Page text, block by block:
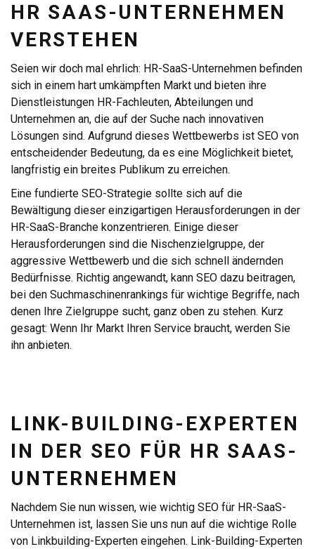
HR SAAS-UNTERNEHMEN
VERSTEHEN
Seien wir doch mal ehrlich: HR-SaaS-Unternehmen befinden
sich in einem hart umkämpften Markt und bieten ihre
Dienstleistungen HR-Fachleuten, Abteilungen und
Unternehmen an, die auf der Suche nach innovativen
Lösungen sind. Aufgrund dieses Wettbewerbs ist SEO von
entscheidender Bedeutung, da es eine Möglichkeit bietet,
langfristig ein breites Publikum zu erreichen.
Eine fundierte SEO-Strategie sollte sich auf die
Bewältigung dieser einzigartigen Herausforderungen in der
HR-SaaS-Branche konzentrieren. Einige dieser
Herausforderungen sind die Nischenzielgruppe, der
aggressive Wettbewerb und die sich schnell ändernden
Bedürfnisse. Richtig angewandt, kann SEO dazu beitragen,
bei den Suchmaschinenrankings für wichtige Begriffe, nach
denen Ihre Zielgruppe sucht, ganz oben zu stehen. Kurz
gesagt: Wenn Ihr Markt Ihren Service braucht, werden Sie
ihn anbieten.
LINK-BUILDING-EXPERTEN
IN DER SEO FÜR HR SAAS-
UNTERNEHMEN
Nachdem Sie nun wissen, wie wichtig SEO für HR-SaaS-
Unternehmen ist, lassen Sie uns nun auf die wichtige Rolle
von Linkbuilding-Experten eingehen. Link-Building-Experten